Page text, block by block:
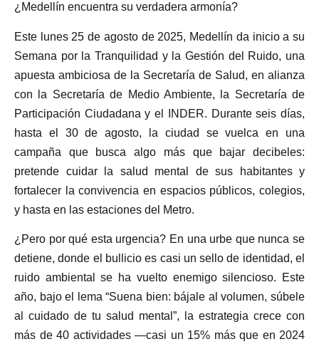
¿Medellín encuentra su verdadera armonía?
Este lunes 25 de agosto de 2025, Medellín da inicio a su
Semana por la Tranquilidad y la Gestión del Ruido, una
apuesta ambiciosa de la Secretaría de Salud, en alianza
con la Secretaría de Medio Ambiente, la Secretaría de
Participación Ciudadana y el INDER. Durante seis días,
hasta el 30 de agosto, la ciudad se vuelca en una
campaña que busca algo más que bajar decibeles:
pretende cuidar la salud mental de sus habitantes y
fortalecer la convivencia en espacios públicos, colegios,
y hasta en las estaciones del Metro.
¿Pero por qué esta urgencia? En una urbe que nunca se
detiene, donde el bullicio es casi un sello de identidad, el
ruido ambiental se ha vuelto enemigo silencioso. Este
año, bajo el lema “Suena bien: bájale al volumen, súbele
al cuidado de tu salud mental”, la estrategia crece con
más de 40 actividades —casi un 15% más que en 2024